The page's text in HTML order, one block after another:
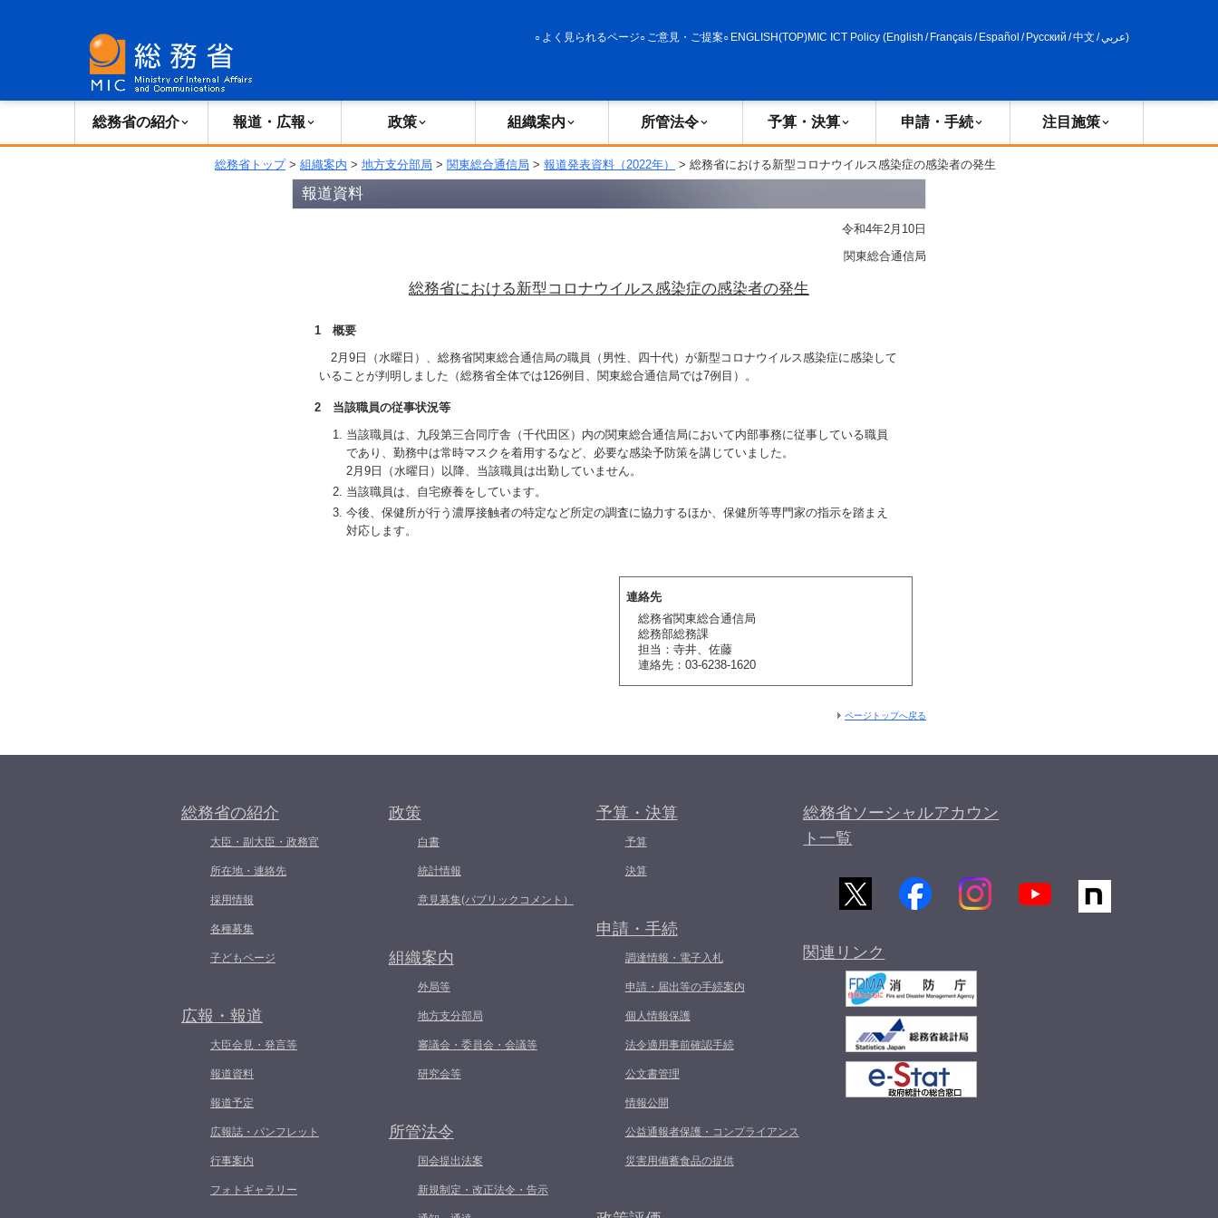
よく見られるページ ご意見・ご提案 ENGLISH(TOP)MIC ICT Policy (English / Français/ Español / Русский /中文 /عربي)
総務省の紹介 報道・広報 政策 組織案内 所管法令 予算・決算 申請・手続 注目施策
総務省トップ> 組織案内 > 地方支分部局 > 関東総合通信局 > 報道発表資料（2022年） > 総務省における新型コロナウイルス感染症の感染者の発生
報道資料
令和4年2月10日
関東総合通信局
総務省における新型コロナウイルス感染症の感染者の発生
1 概要
2月9日（水曜日）、総務省関東総合通信局の職員（男性、四十代）が新型コロナウイルス感染症に感染して
いることが判明しました（総務省全体では126例目、関東総合通信局では7例目）。
2 当該職員の従事状況等
当該職員は、九段第三合同庁舎（千代田区）内の関東総合通信局において内部事務に従事している職員
であり、勤務中は常時マスクを着用するなど、必要な感染予防策を講じていました。
2月9日（水曜日）以降、当該職員は出勤していません。
当該職員は、自宅療養をしています。
今後、保健所が行う濃厚接触者の特定など所定の調査に協力するほか、保健所等専門家の指示を踏まえ
対応します。
連絡先
総務省関東総合通信局
総務部総務課
担当：寺井、佐藤
連絡先：03-6238-1620
ページトップへ戻る
総務省の紹介
大臣・副大臣・政務官
所在地・連絡先
採用情報
各種募集
子どもページ
広報・報道
大臣会見・発言等
報道資料
報道予定
広報誌・パンフレット
行事案内
フォトギャラリー
政策
白書
統計情報
意見募集(パブリックコメント）
組織案内
外局等
地方支分部局
審議会・委員会・会議等
研究会等
所管法令
国会提出法案
新規制定・改正法令・告示
予算・決算
予算
決算
申請・手続
調達情報・電子入札
申請・届出等の手続案内
個人情報保護
法令適用事前確認手続
公文書管理
情報公開
公益通報者保護・コンプライアンス
災害用備蓄食品の提供
総務省ソーシャルアカウン
ト一覧
関連リンク